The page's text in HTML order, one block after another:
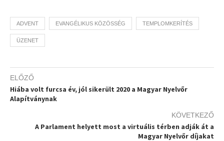
ADVENT EVANGÉLIKUS KÖZÖSSÉG TEMPLOMKERÍTÉS
ÜZENET
ELŐZŐ
Hiába volt furcsa év, jól sikerült 2020 a Magyar Nyelvőr
Alapítványnak
KÖVETKEZŐ
A Parlament helyett most a virtuális térben adják át a
Magyar Nyelvőr díjakat